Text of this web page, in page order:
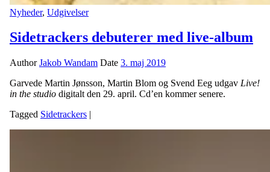
Nyheder, Udgivelser
Sidetrackers debuterer med live-album
AuthorJakob Wandam Date 3. maj 2019
Garvede Martin Jønsson, Martin Blom og Svend Eeg udgav Live!
in the studio digitalt den 29. april. Cd’en kommer senere.
Tagged Sidetrackers |